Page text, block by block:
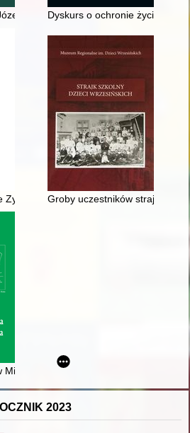
Bohdan Zaleski
Dyskurs o ochronie życia
Zygmunta Krasińskiego
Groby uczestników strajku
Mielcarek (1925-2021)
2023